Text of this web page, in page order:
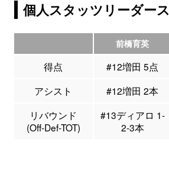
個人スタッツリーダース
前橋育英
得点 #12増田 5点
アシスト
#12増田 2本
リバウンド
(Off-Def-TOT)
#13ディアロ 1-
2-3本